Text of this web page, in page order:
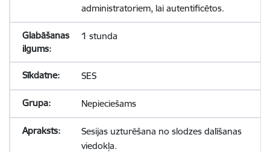
administratoriem, lai autentificētos.
1 stunda
SES
Nepieciešams
Sesijas uzturēšana no slodzes dalīšanas
viedokļa.